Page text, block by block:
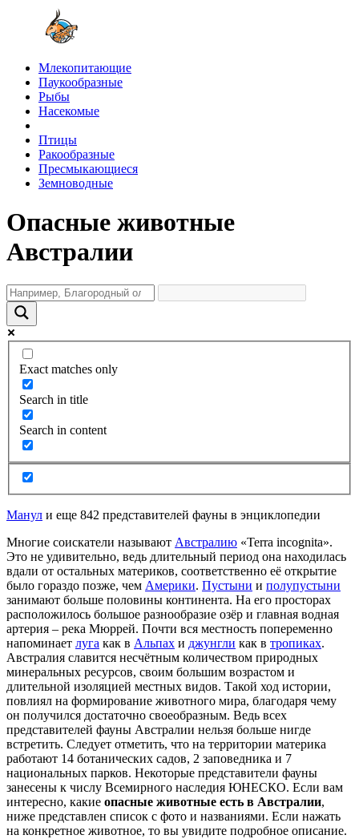
Млекопитающие
Паукообразные
Рыбы
Насекомые
Птицы
Ракообразные
Пресмыкающиеся
Земноводные
Опасные животные
Австралии
Exact matches only
Search in title
Search in content
Манул и еще 842 представителей фауны в энциклопедии
Многие соискатели называют Австралию «Terra incognita».
Это не удивительно, ведь длительный период она находилась
вдали от остальных материков, соответственно её открытие
было гораздо позже, чем Америки. Пустыни и полупустыни
занимают больше половины континента. На его просторах
расположилось большое разнообразие озёр и главная водная
артерия – река Мюррей. Почти вся местность попеременно
напоминает луга как в Альпах и джунгли как в тропиках.
Австралия славится несчётным количеством природных
минеральных ресурсов, своим большим возрастом и
длительной изоляцией местных видов. Такой ход истории,
повлиял на формирование животного мира, благодаря чему
он получился достаточно своеобразным. Ведь всех
представителей фауны Австралии нельзя больше нигде
встретить. Следует отметить, что на территории материка
работают 14 ботанических садов, 2 заповедника и 7
национальных парков. Некоторые представители фауны
занесены к числу Всемирного наследия ЮНЕСКО. Если вам
интересно, какие опасные животные есть в Австралии,
ниже представлен список с фото и названиями. Если нажать
на конкретное животное, то вы увидите подробное описание.